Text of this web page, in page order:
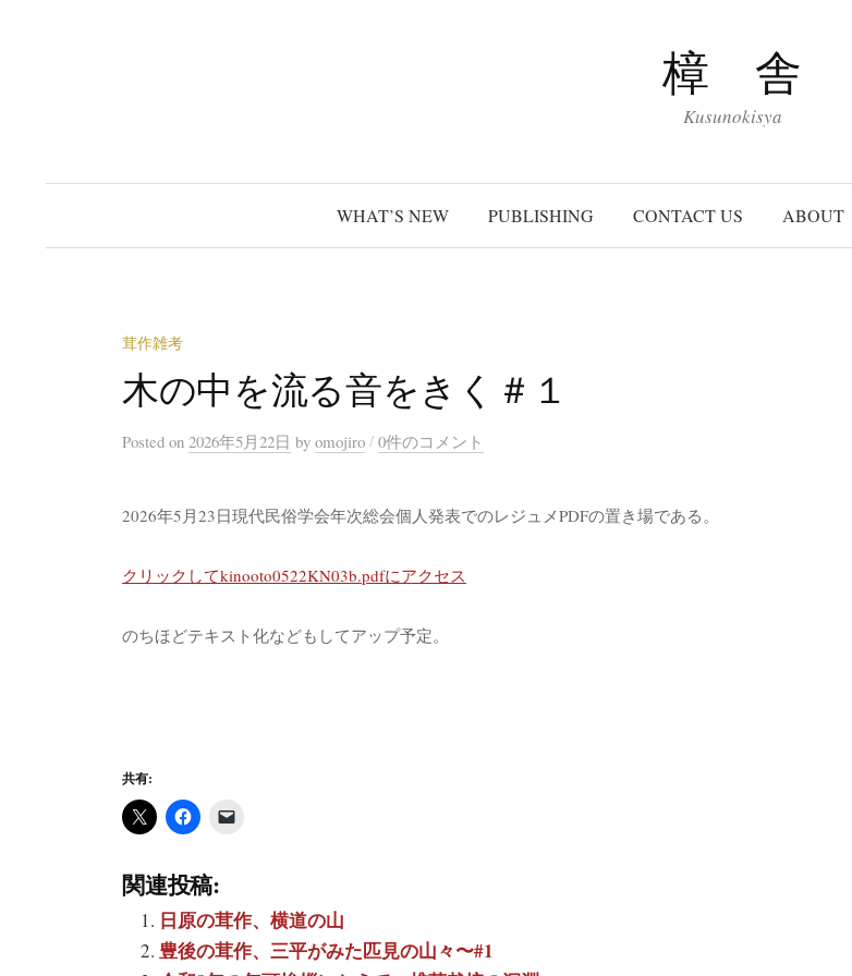
樟 舎
Kusunokisya
WHAT’S NEW PUBLISHING CONTACT US ABOUT
茸作雑考
木の中を流る音をきく＃１
Posted on 2026年5月22日 by omojiro / 0件のコメント
2026年5月23日現代民俗学会年次総会個人発表でのレジュメPDFの置き場である。
クリックしてkinooto0522KN03b.pdfにアクセス
のちほどテキスト化などもしてアップ予定。
共有:
関連投稿:
日原の茸作、横道の山
豊後の茸作、三平がみた匹見の山々〜#1